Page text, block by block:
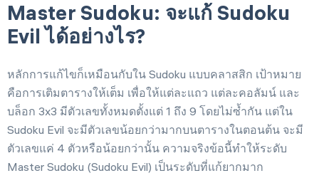
Master Sudoku: จะแก้ Sudoku
Evil ได้อย่างไร?
หลักการแก้ไขก็เหมือนกับใน Sudoku แบบคลาสสิก เป้าหมาย
คือการเติมตารางให้เต็ม เพื่อให้แต่ละแถว แต่ละคอลัมน์ และ
บล็อก 3x3 มีตัวเลขทั้งหมดตั้งแต่ 1 ถึง 9 โดยไม่ซ้ำกัน แต่ใน
Sudoku Evil จะมีตัวเลขน้อยกว่ามากบนตารางในตอนต้น จะมี
ตัวเลขแค่ 4 ตัวหรือน้อยกว่านั้น ความจริงข้อนี้ทำให้ระดับ
Master Sudoku (Sudoku Evil) เป็นระดับที่แก้ยากมาก